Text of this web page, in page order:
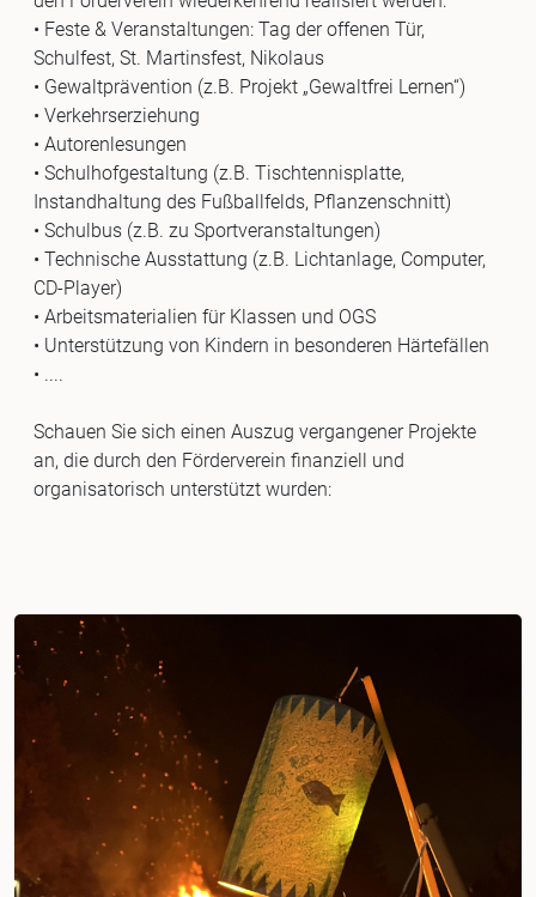
• Feste & Veranstaltungen: Tag der offenen Tür,
Schulfest, St. Martinsfest, Nikolaus
• Gewaltprävention (z.B. Projekt „Gewaltfrei Lernen“)
• Verkehrserziehung
• Autorenlesungen
• Schulhofgestaltung (z.B. Tischtennisplatte,
Instandhaltung des Fußballfelds, Pflanzenschnitt)
• Schulbus (z.B. zu Sportveranstaltungen)
• Technische Ausstattung (z.B. Lichtanlage, Computer,
CD-Player)
• Arbeitsmaterialien für Klassen und OGS
• Unterstützung von Kindern in besonderen Härtefällen
• ....
Schauen Sie sich einen Auszug vergangener Projekte
an, die durch den Förderverein finanziell und
organisatorisch unterstützt wurden: